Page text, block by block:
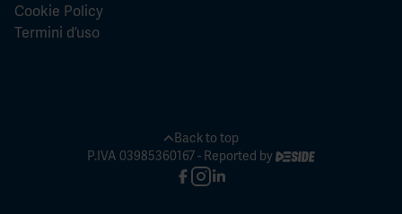
Cookie Policy
Termini d’uso
Back to top
P.IVA 03985360167 - Reported by